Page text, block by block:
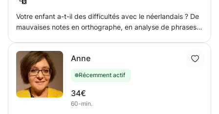
Votre enfant a-t-il des difficultés avec le néerlandais ? De
mauvaises notes en orthographe, en analyse de phrases,
l'analyse de phrases ? Vous n'arrivez pas à formuler une
phrase correcte pour votre candidature ? Ou aimeriez-
vous parler néerlandais plus couramment avec vos amis,
au magasin ou au travail ? Ensemble, nous analyserons
vos besoins et vos exigences. Lors des séances de
Anne
Récemment actif
34€
60-min.